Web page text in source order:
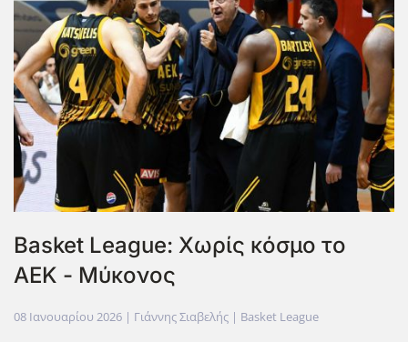
Basket League: Xωρίς κόσμο το
ΑΕΚ - Μύκονος
08 Ιανουαρίου 2026 | Γιάννης Σιαβελής | Basket League